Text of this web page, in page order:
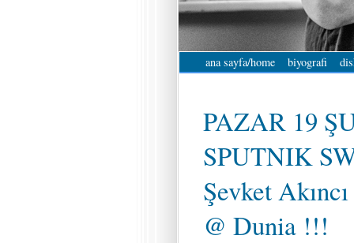
ana sayfa/home biyografi
PAZAR 19
SPUTNIK
Şevket
@ Dunia !!!